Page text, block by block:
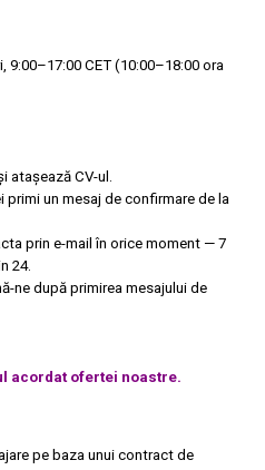
CET (10:00–18:00 ora
atașează CV-ul.
primi un mesaj de confirmare de la
prin e-mail în orice moment — 7
24.
ne după primirea mesajului de
acordat ofertei noastre.
pe baza unui contract de